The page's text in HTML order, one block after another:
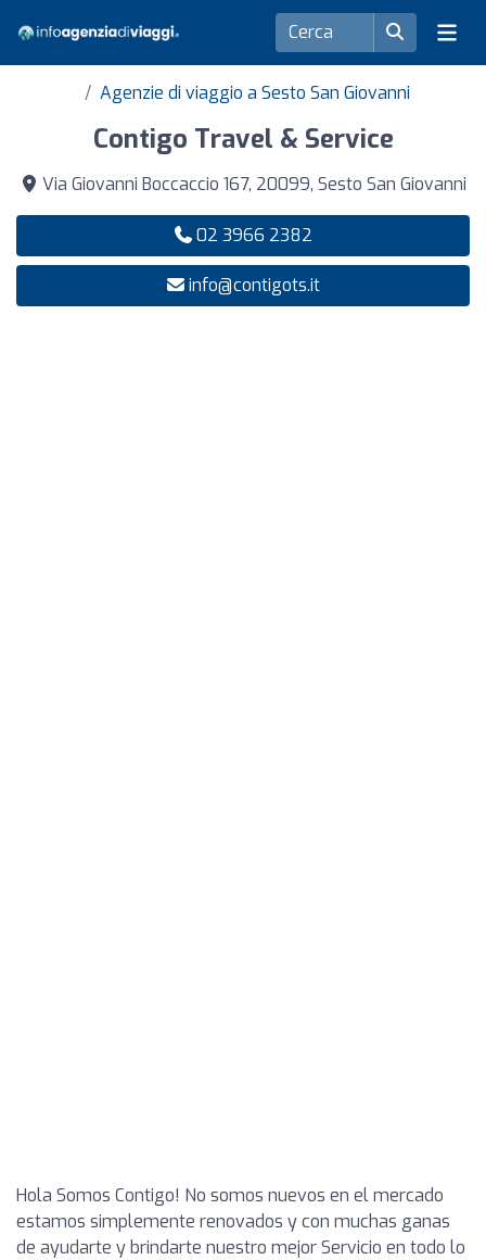
Agenzie di viaggio a Sesto San Giovanni
Contigo Travel & Service
Via Giovanni Boccaccio 167, 20099, Sesto San Giovanni
02 3966 2382
info@contigots.it
Hola Somos Contigo! No somos nuevos en el mercado
estamos simplemente renovados y con muchas ganas
de ayudarte y brindarte nuestro mejor Servicio en todo lo